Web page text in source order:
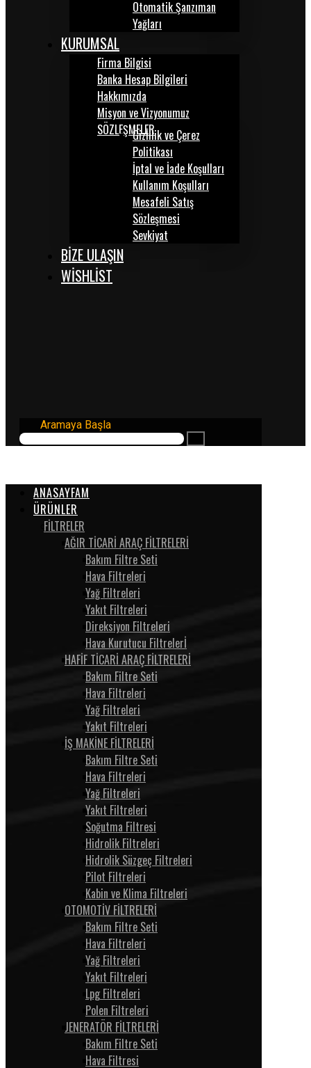
Otomatik Şanzıman
Yağları
KURUMSAL
Firma Bilgisi
Banka Hesap Bilgileri
Hakkımızda
Misyon ve Vizyonumuz
SÖZLEŞMELERGizlilik ve Çerez
Politikası
İptal ve İade Koşulları
Kullanım Koşulları
Mesafeli Satış
Sözleşmesi
Sevkiyat
BİZE ULAŞIN
WISHLIST
Aramaya Başla
ANASAYFAM
ÜRÜNLER
FİLTRELER
AĞIR TİCARİ ARAÇ FİLTRELERİ
Bakım Filtre Seti
Hava Filtreleri
Yağ Filtreleri
Yakıt Filtreleri
Direksiyon Filtreleri
Hava Kurutucu Filtrelerİ
HAFİF TİCARİ ARAÇ FİLTRELERİ
Bakım Filtre Seti
Hava Filtreleri
Yağ Filtreleri
Yakıt Filtreleri
İŞ MAKİNE FİLTRELERİ
Bakım Filtre Seti
Hava Filtreleri
Yağ Filtreleri
Yakıt Filtreleri
Soğutma Filtresi
Hidrolik Filtreleri
Hidrolik Süzgeç Filtreleri
Pilot Filtreleri
Kabin ve Klima Filtreleri
OTOMOTİV FİLTRELERİ
Bakım Filtre Seti
Hava Filtreleri
Yağ Filtreleri
Yakıt Filtreleri
Lpg Filtreleri
Polen Filtreleri
JENERATÖR FİLTRELERİ
Bakım Filtre Seti
Hava Filtresi